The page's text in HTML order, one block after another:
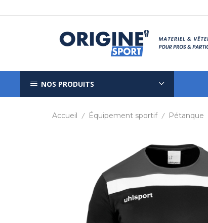
NOS PRODUITS
Accueil / Équipement sportif / Pétanque